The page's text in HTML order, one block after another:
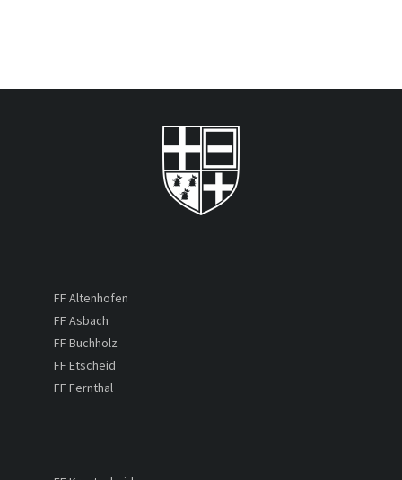
FF Altenhofen
FF Asbach
FF Buchholz
FF Etscheid
FF Fernthal